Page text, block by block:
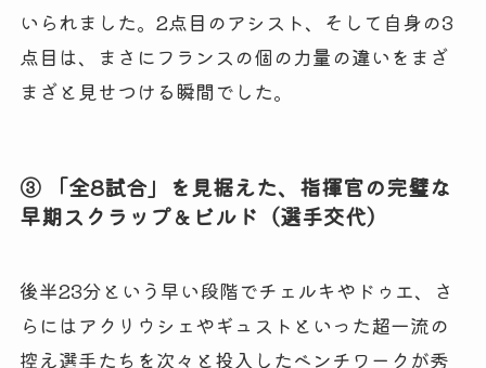
いられました。2点目のアシスト、そして自身の3
点目は、まさにフランスの個の力量の違いをまざ
まざと見せつける瞬間でした。
③ 「全8試合」を見据えた、指揮官の完璧な
早期スクラップ＆ビルド（選手交代）
後半23分という早い段階でチェルキやドゥエ、さ
らにはアクリウシェやギュストといった超一流の
控え選手たちを次々と投入したベンチワークが秀